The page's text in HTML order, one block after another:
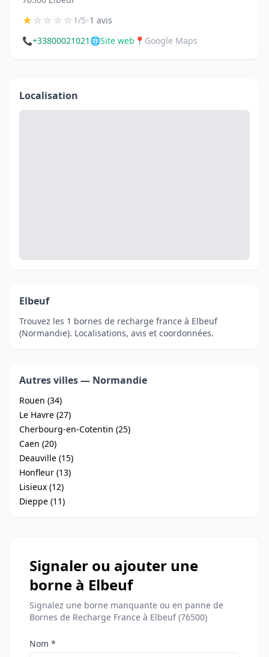
★☆☆☆☆1/5•1 avis
📞+33800021021 🌐Site web 📍 Google Maps
Localisation
Elbeuf
Trouvez les 1 bornes de recharge france à Elbeuf
(Normandie). Localisations, avis et coordonnées.
Autres villes — Normandie
Rouen (34)
Le Havre (27)
Cherbourg-en-Cotentin (25)
Caen (20)
Deauville (15)
Honfleur (13)
Lisieux (12)
Dieppe (11)
Signaler ou ajouter une
borne à Elbeuf
Signalez une borne manquante ou en panne de
Bornes de Recharge France à Elbeuf (76500)
Nom *